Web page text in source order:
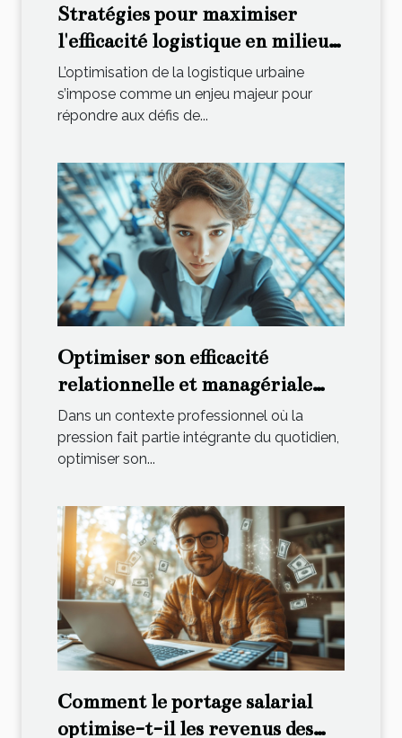
Stratégies pour maximiser
l'efficacité logistique en milieu
urbain
L’optimisation de la logistique urbaine
s’impose comme un enjeu majeur pour
répondre aux défis de...
Optimiser son efficacité
relationnelle et managériale
sous pression
Dans un contexte professionnel où la
pression fait partie intégrante du quotidien,
optimiser son...
Comment le portage salarial
optimise-t-il les revenus des